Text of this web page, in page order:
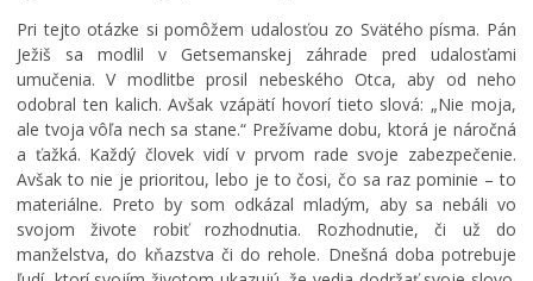
Pri tejto otázke si pomôžem udalosťou zo Svätého písma. Pán
Ježiš sa modlil v Getsemanskej záhrade pred udalosťami
umučenia. V modlitbe prosil nebeského Otca, aby od neho
odobral ten kalich. Avšak vzápätí hovorí tieto slová: „Nie moja,
ale tvoja vôľa nech sa stane.“ Prežívame dobu, ktorá je náročná
a ťažká. Každý človek vidí v prvom rade svoje zabezpečenie.
Avšak to nie je prioritou, lebo je to čosi, čo sa raz pominie – to
materiálne. Preto by som odkázal mladým, aby sa nebáli vo
svojom živote robiť rozhodnutia. Rozhodnutie, či už do
manželstva, do kňazstva či do rehole. Dnešná doba potrebuje
d
z
k
o
v
ý
p
o
r
i
a
r
e
p
í
s
a
l
h
r
a
n
o
j
i
c
e
v
K
e
ž
m
a